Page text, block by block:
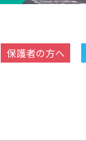
保護者の方へ